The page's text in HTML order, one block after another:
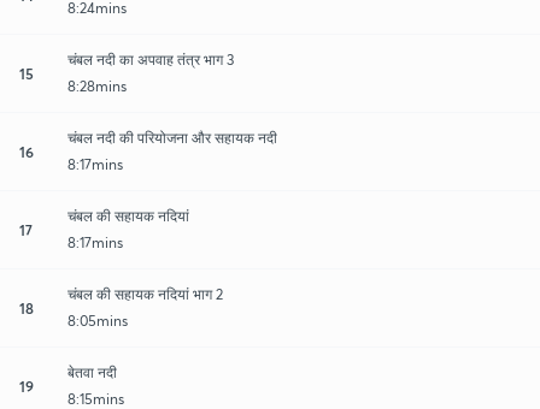
8:24mins
15
चंबल नदी का अपवाह तंत्र भाग 3
8:28mins
16
चंबल नदी की परियोजना और सहायक नदी
8:17mins
17
चंबल की सहायक नदियां
8:17mins
18
चंबल की सहायक नदियां भाग 2
8:05mins
19
बेतवा नदी
8:15mins